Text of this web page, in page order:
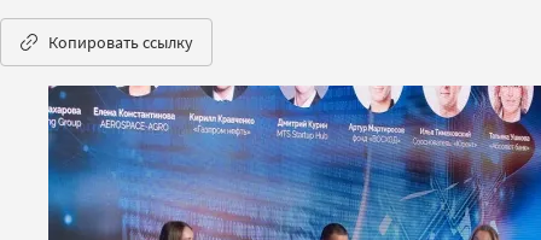
Копировать ссылку